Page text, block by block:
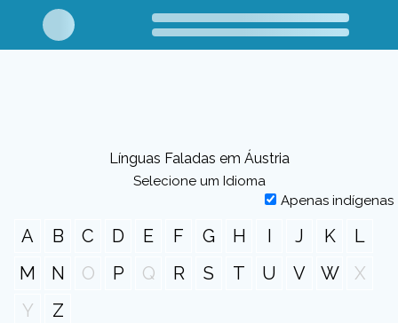
Línguas Faladas em Áustria
Selecione um Idioma
Apenas indígenas
A B C D E F G H I J K
L
M
N O P Q R S T U V W
X
Y
Z